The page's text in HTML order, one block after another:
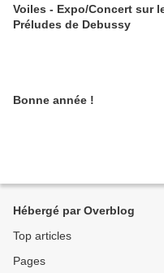
Voiles - Expo/Concert sur
Préludes de Debussy
Bonne année !
Hébergé par Overblog
Top articles
Pages